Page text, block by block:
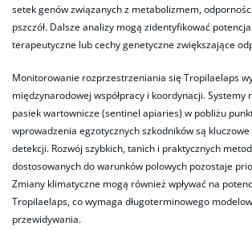
setek genów związanych z metabolizmem,
pszczół. Dalsze analizy mogą zidentyfikować
terapeutyczne lub cechy genetyczne zwiększające
Monitorowanie rozprzestrzeniania się Tropilaelaps
międzynarodowej współpracy i koordynacji. Systemy
pasiek wartownicze (sentinel apiaries) w pobliżu
wprowadzenia egzotycznych szkodników są
detekcji. Rozwój szybkich, tanich i praktycznych
dostosowanych do warunków polowych pozostaje
Zmiany klimatyczne mogą również wpływać na
Tropilaelaps, co wymaga długoterminowego
przewidywania.